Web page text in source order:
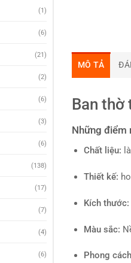
(1)
(6)
(21)
(2)
(6)
(3)
(6)
(138)
(17)
(7)
(4)
(6)
MÔ TẢ
Ban thờ
Những điểm
Chất liệu:
Thiết kế:
Kích thước:
Màu sắc:
Phong